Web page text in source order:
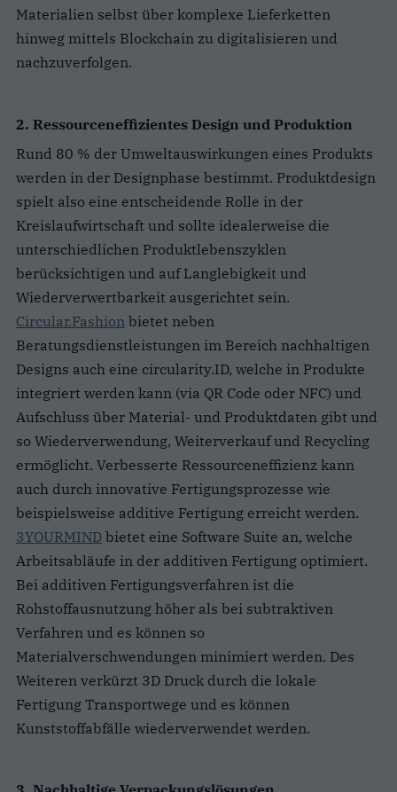
Materialien selbst über komplexe Lieferketten
hinweg mittels Blockchain zu digitalisieren und
nachzuverfolgen.
2. Ressourceneffizientes Design und Produktion
Rund 80 % der Umweltauswirkungen eines Produkts
werden in der Designphase bestimmt. Produktdesign
spielt also eine entscheidende Rolle in der
Kreislaufwirtschaft und sollte idealerweise die
unterschiedlichen Produktlebenszyklen
berücksichtigen und auf Langlebigkeit und
Wiederverwertbarkeit ausgerichtet sein.
Circular.Fashion bietet neben
Beratungsdienstleistungen im Bereich nachhaltigen
Designs auch eine circularity.ID, welche in Produkte
integriert werden kann (via QR Code oder NFC) und
Aufschluss über Material- und Produktdaten gibt und
so Wiederverwendung, Weiterverkauf und Recycling
ermöglicht. Verbesserte Ressourceneffizienz kann
auch durch innovative Fertigungsprozesse wie
beispielsweise additive Fertigung erreicht werden.
3YOURMIND bietet eine Software Suite an, welche
Arbeitsabläufe in der additiven Fertigung optimiert.
Bei additiven Fertigungsverfahren ist die
Rohstoffausnutzung höher als bei subtraktiven
Verfahren und es können so
Materialverschwendungen minimiert werden. Des
Weiteren verkürzt 3D Druck durch die lokale
Fertigung Transportwege und es können
Kunststoffabfälle wiederverwendet werden.